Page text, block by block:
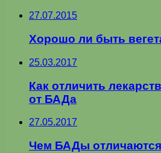
27.07.2015
Хорошо ли быть
25.03.2017
Как отличить
от БАДа
27.05.2017
Чем БАДы отличаются